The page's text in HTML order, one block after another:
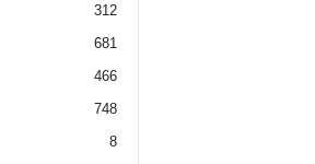
312
681
466
748
8